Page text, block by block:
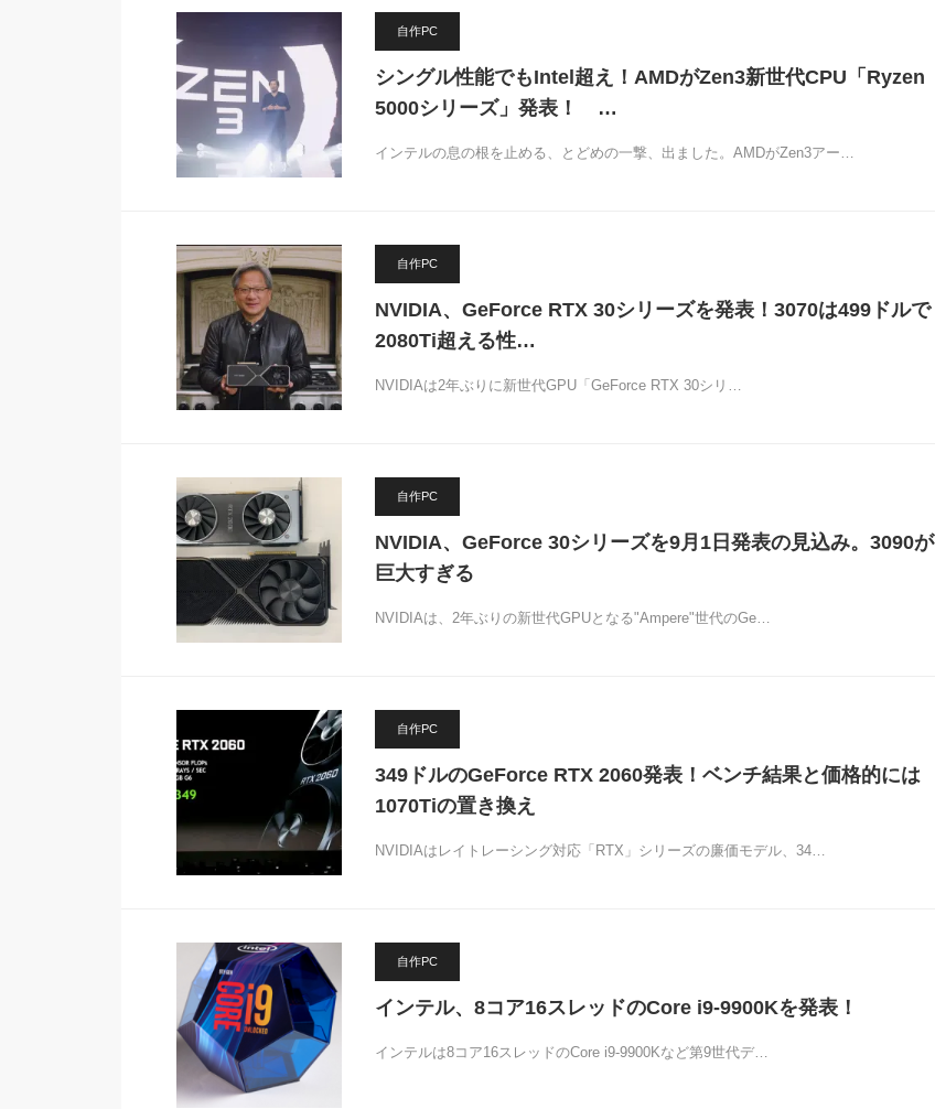
自作PC
シングル性能でもIntel超え！AMDがZen3新世代CPU「Ryzen
5000シリーズ」発表！ …
インテルの息の根を止める、とどめの一撃、出ました。AMDがZen3アー…
自作PC
NVIDIA、GeForce RTX 30シリーズを発表！3070は499ドルで
2080Ti超える性…
NVIDIAは2年ぶりに新世代GPU「GeForce RTX 30シリ…
自作PC
NVIDIA、GeForce 30シリーズを9月1日発表の見込み。3090が
巨大すぎる
NVIDIAは、2年ぶりの新世代GPUとなる"Ampere"世代のGe…
自作PC
349ドルのGeForce RTX 2060発表！ベンチ結果と価格的には
1070Tiの置き換え
NVIDIAはレイトレーシング対応「RTX」シリーズの廉価モデル、34…
自作PC
インテル、8コア16スレッドのCore i9-9900Kを発表！
インテルは8コア16スレッドのCore i9-9900Kなど第9世代デ…